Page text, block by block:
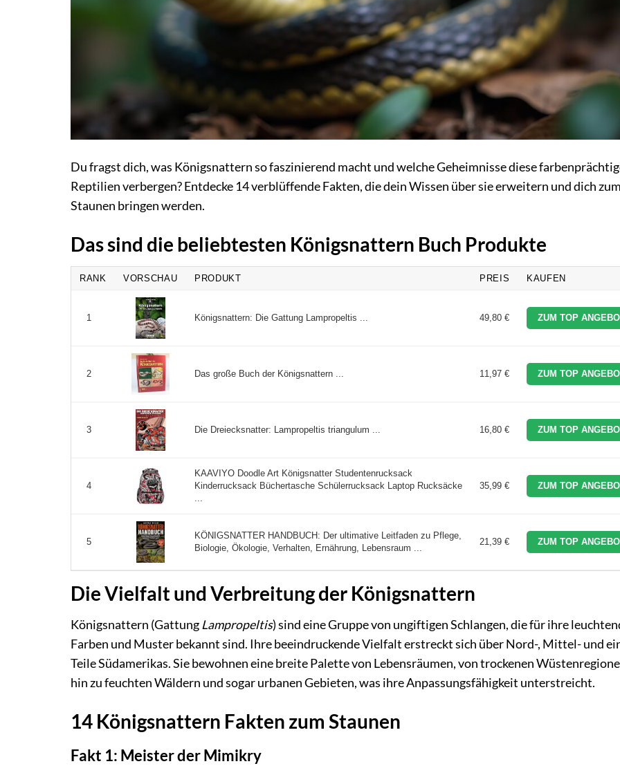
Du fragst dich, was Königsnattern so faszinierend macht und welche Geheimnisse diese
Reptilien verbergen? Entdecke 14 verblüffende Fakten, die dein Wissen über sie erweitern und dich zum
Staunen bringen werden.
Das sind die beliebtesten Königsnattern Buch Produkte
RANK VORSCHAU PRODUKT PREIS KAUFEN
1 Königsnattern: Die Gattung Lampropeltis ... 49,80 € ZUM TOP
2 Das große Buch der Königsnattern ... 11,97 € ZUM TOP
3 Die Dreiecksnatter: Lampropeltis triangulum ... 16,80 € ZUM TOP
4
KAAVIYO Doodle Art Königsnatter Studentenrucksack
Kinderrucksack Büchertasche Schülerrucksack Laptop Rucksäcke
...
35,99 € ZUM TOP
5
KÖNIGSNATTER HANDBUCH: Der ultimative Leitfaden zu Pflege,
Biologie, Ökologie, Verhalten, Ernährung, Lebensraum ...
21,39 € ZUM TOP
Die Vielfalt und Verbreitung der Königsnattern
Königsnattern (GattungLampropeltis) sind eine Gruppe von ungiftigen Schlangen, die für ihre
Farben und Muster bekannt sind. Ihre beeindruckende Vielfalt erstreckt sich über Nord-, Mittel- und
Teile Südamerikas. Sie bewohnen eine breite Palette von Lebensräumen, von trockenen
hin zu feuchten Wäldern und sogar urbanen Gebieten, was ihre Anpassungsfähigkeit unterstreicht.
14 Königsnattern Fakten zum Staunen
Fakt 1: Meister der Mimikry